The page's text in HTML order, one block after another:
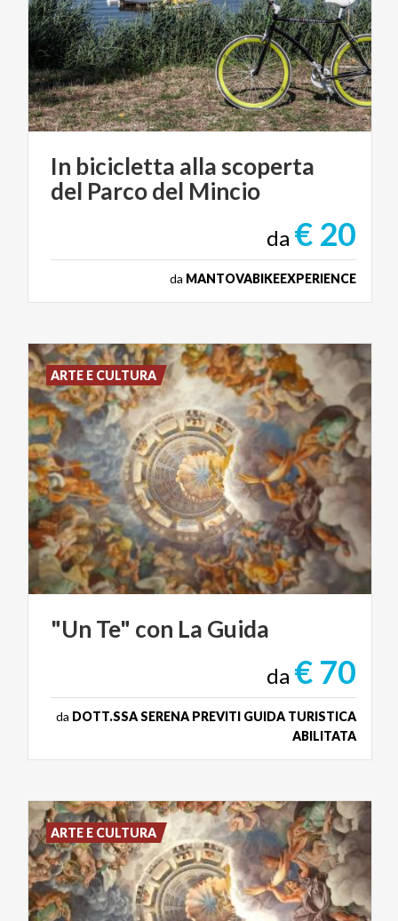
In bicicletta alla scoperta
del Parcodel Mincio
da € 20
da MANTOVABIKEEXPERIENCE
"Un Te" con La Guida
da € 70
da DOTT.SSA SERENA PREVITI GUIDA TURISTICA
ABILITATA
ARTE E CULTURA
ARTE E CULTURA